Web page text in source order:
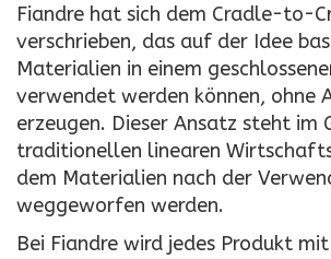
Fiandre hat sich dem Cradle-to-
verschrieben, das auf der Idee
Materialien in einem
verwendet werden können, ohne
erzeugen. Dieser Ansatz steht im
traditionellen linearen
dem Materialien nach der
weggeworfen werden.
Bei Fiandre wird jedes Produkt